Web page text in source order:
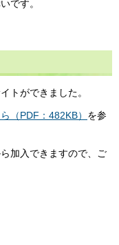
です。
トができました。
（PDF：482KB） を参
加入できますので、ご